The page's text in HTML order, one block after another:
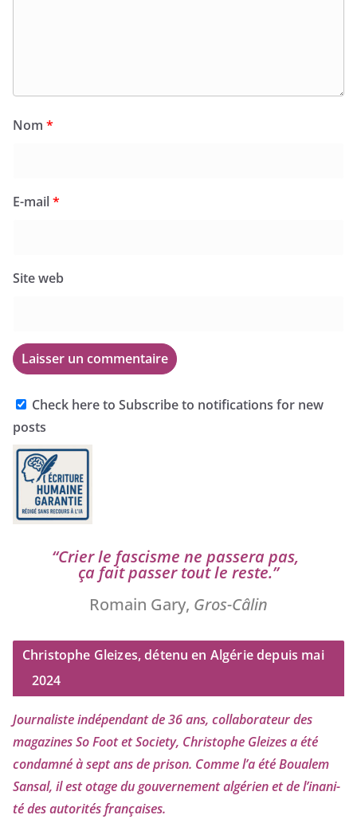
Nom *
E-mail*
Site web
Check here to Subscribe to notifications for new
posts
“Crier le fas­cisme ne pas­se­ra pas,
ça fait pas­ser tout le reste.”
Romain Gary, Gros-Câlin
Christophe Gleizes, détenu en Algérie depuis mai
2024
Journaliste indé­pen­dant de36ans, col­la­bo­ra­teur des
maga­zines So Foot et Society, Christophe Gleizesa été
condam­né à sept ans de pri­son. Comme l’a été Boualem
Sansal, il est otage du gou­ver­ne­ment algé­rien et de l’i­na­ni­
té des auto­ri­tés françaises.